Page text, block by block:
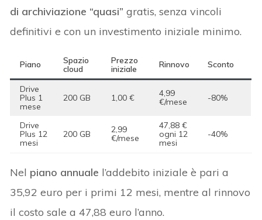
di archiviazione “quasi”gratis, senza vincoli
definitivi e con un investimento iniziale minimo.
Piano
Spazio
cloud
Prezzo
iniziale
Rinnovo Sconto
Drive
Plus 1
mese
200 GB 1,00 €
4,99
€/mese
-80%
Drive
Plus 12
mesi
200 GB
2,99
€/mese
47,88 €
ogni 12
mesi
-40%
Nel piano annuale l’addebito iniziale è pari a
35,92 euro per i primi 12 mesi, mentre al rinnovo
il costo sale a 47,88 euro l’anno.